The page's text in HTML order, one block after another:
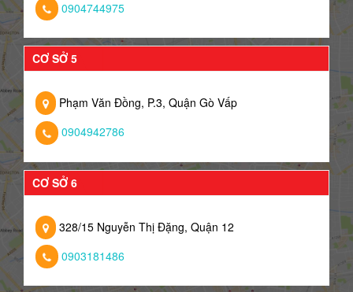
0904744975
CƠ SỞ 5
Phạm Văn Đồng, P.3, Quận Gò Vấp
0904942786
CƠ SỞ 6
328/15 Nguyễn Thị Đặng, Quận 12
0903181486